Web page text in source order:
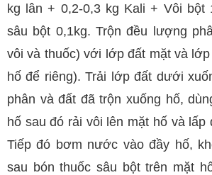
kg lân + 0,2-0,3 kg Kali + Vôi bột
sâu bột 0,1kg. Trộn đều lượng
vôi và thuốc) với lớp đất mặt và
hố để riêng). Trải lớp đất dưới
phân và đất đã trộn xuống hố,
hố sau đó rải vôi lên mặt hố và lấp
Tiếp đó bơm nước vào đầy hố,
sau bón thuốc sâu bột trên mặt